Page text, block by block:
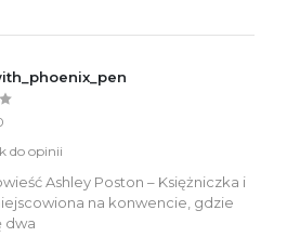
do opinii
Ashley Poston – Księżniczka i
na konwencie, gdzie
dwa